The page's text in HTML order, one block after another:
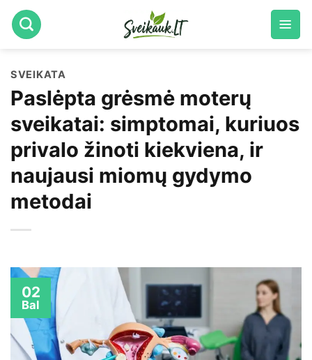
Skip
to
SVEIKATA
Paslėpta grėsmė moterų
sveikatai: simptomai, kuriuos
privalo žinoti kiekviena, ir
naujausi miomų gydymo
metodai
02
Bal